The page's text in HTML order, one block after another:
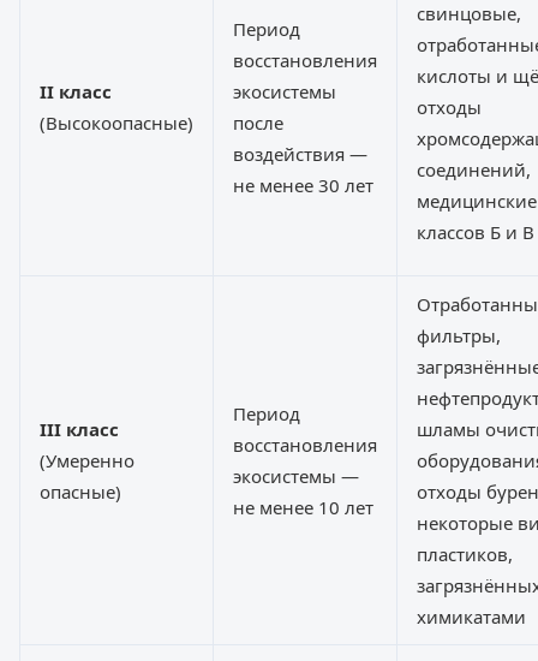
II класс
(Высокоопасные)
Период
восстановления
экосистемы
после
воздействия —
не менее 30 лет
свинцовые,
кислоты и
отходы
соединений,
классов Б и В
III класс
(Умеренно
опасные)
Период
восстановления
экосистемы —
не менее 10 лет
фильтры,
шламы
отходы
некоторые
пластиков,
химикатами